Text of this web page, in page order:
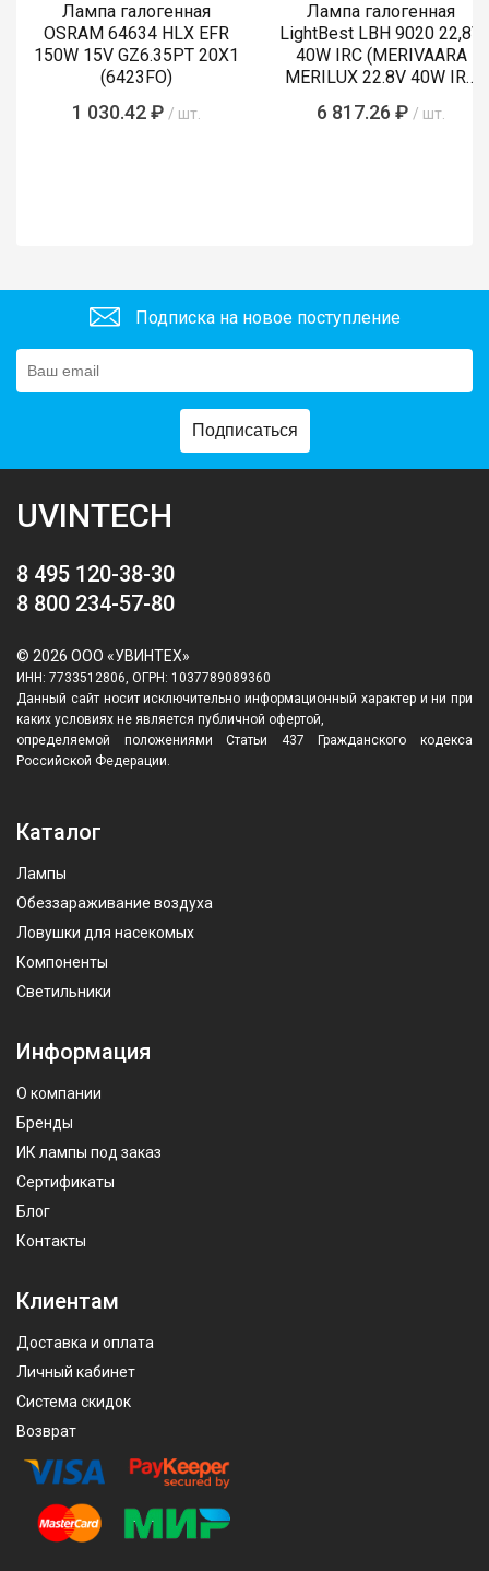
Лампа галогенная
OSRAM 64634 HLX EFR
150W 15V GZ6.35PT 20X1
(6423FO)
1 030.42 ₽ / шт.
Лампа галогенная
LightBest LBH 9020 22,8V
40W IRC (MERIVAARA
MERILUX 22.8V 40W IRC
6 817.26 ₽ / шт.
Подписка на новое поступление
Подписаться
UVINTECH
8 495 120-38-30
8 800 234-57-80
© 2026 ООО «УВИНТЕХ»
ИНН: 7733512806, ОГРН: 1037789089360
Данный сайт носит исключительно информационный характер и ни при
каких условиях не является публичной офертой,
определяемой положениями Статьи 437 Гражданского кодекса
Российской Федерации.
Каталог
Лампы
Обеззараживание воздуха
Ловушки для насекомых
Компоненты
Светильники
Информация
О компании
Бренды
ИК лампы под заказ
Сертификаты
Блог
Контакты
Клиентам
Доставка и оплата
Личный кабинет
Система скидок
Возврат